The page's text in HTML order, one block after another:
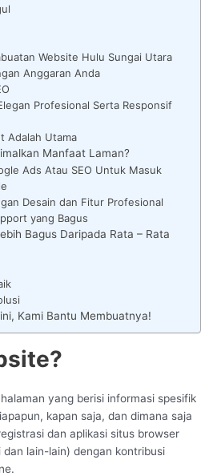
Website Hulu Sungai Utara
Anggaran Anda
Profesional Serta Responsif
Adalah Utama
Manfaat Laman?
Ads Atau SEO Untuk Masuk
Desain dan Fitur Profesional
yang Bagus
Bagus Daripada Rata – Rata
Kami Bantu Membuatnya!
yang berisi informasi spesifik
kapan saja, dan dimana saja
dan aplikasi situs browser
lain-lain) dengan kontribusi